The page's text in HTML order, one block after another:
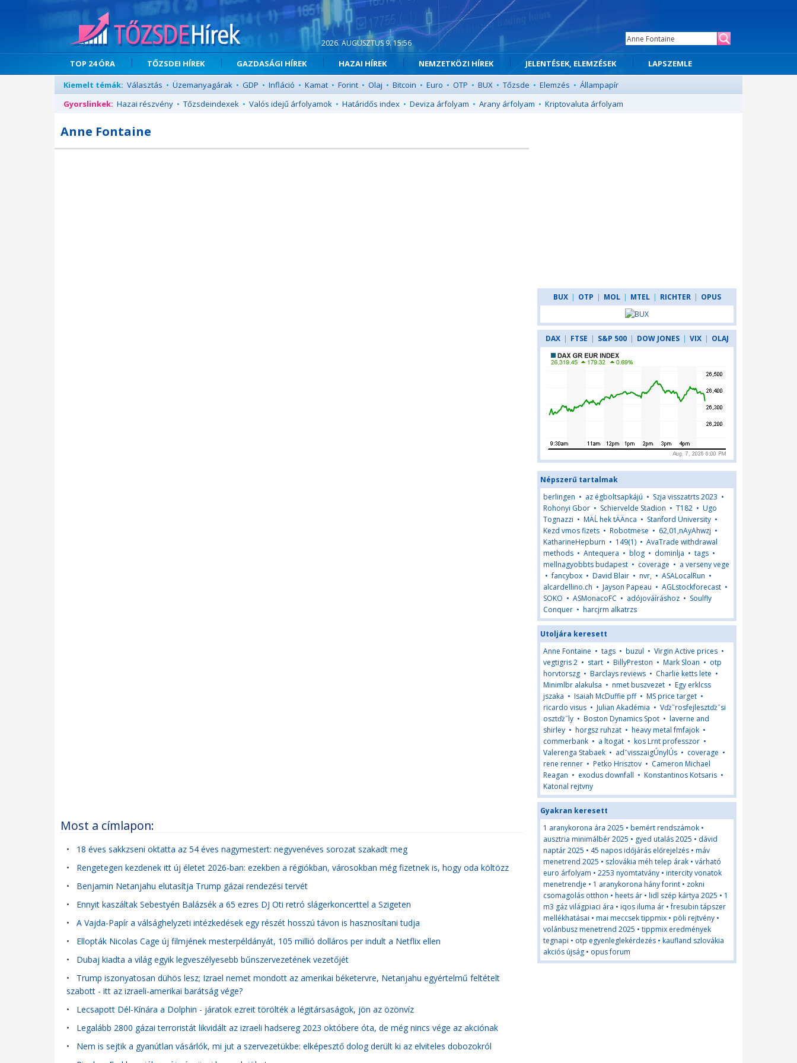
2026. AUGUSZTUS 9. 15:56
TOP 24 ÓRA TŐZSDEI HÍREK GAZDASÁGI HÍREK HAZAI HÍREK NEMZETKÖZI HÍREK JELENTÉSEK, ELEMZÉSEK
LAPSZEMLE
Kiemelt témák: Választás • Üzemanyagárak • GDP • Infláció • Kamat • Forint • Olaj • Bitcoin • Euro • OTP • BUX • Tőzsde • Elemzés • Állampapír
Gyorslinkek: Hazai részvény • Tőzsdeindexek • Valós idejű árfolyamok • Határidős index • Deviza árfolyam • Arany árfolyam • Kriptovaluta árfolyam
Anne Fontaine
Most a címlapon:
• 18 éves sakkzseni oktatta az 54 éves nagymestert: negyvenéves sorozat szakadt meg
• Rengetegen kezdenek itt új életet 2026-ban: ezekben a régiókban, városokban még fizetnek is, hogy oda költözz
• Benjamin Netanjahu elutasítja Trump gázai rendezési tervét
• Ennyit kaszáltak Sebestyén Balázsék a 65 ezres DJ Oti retró slágerkoncerttel a Szigeten
• A Vajda-Papír a válsághelyzeti intézkedések egy részét hosszú távon is hasznosítani tudja
• Ellopták Nicolas Cage új filmjének mesterpéldányát, 105 millió dolláros per indult a Netflix ellen
• Dubaj kiadta a világ egyik legveszélyesebb bűnszervezetének vezetőjét
• Trump iszonyatosan dühös lesz; Izrael nemet mondott az amerikai béketervre, Netanjahu egyértelmű feltételt
szabott - itt az izraeli-amerikai barátság vége?
• Lecsapott Dél-Kínára a Dolphin - járatok ezreit törölték a légitársaságok, jön az özönvíz
• Legalább 2800 gázai terroristát likvidált az izraeli hadsereg 2023 októbere óta, de még nincs vége az akciónak
• Nem is sejtik a gyanútlan vásárlók, mi jut a szervezetükbe: elképesztő dolog derült ki az elviteles dobozokról
BUX | OTP | MOL | MTEL | RICHTER | OPUS
DAX | FTSE | S&P 500 | DOW JONES | VIX | OLAJ
Népszerű tartalmak
berlingen • az égboltsapkájú • Szja visszatrts 2023 •
Rohonyi Gbor • Schiervelde Stadion • T182 • Ugo
Tognazzi • MÄĹ hek tÄÄnca • Stanford University •
Kezd vmos fizets • Robotmese • 62,01,nAyAhwzj •
KatharineHepburn • 149(1) • AvaTrade withdrawal
methods • Antequera • blog • dominlja • tags •
mellnagyobbts budapest • coverage • a verseny vege
•fancybox • David Blair • nvr, • ASALocalRun •
alcardellino.ch • Jayson Papeau • AGLstockforecast •
SOKO • ASMonacoFC • adójováíráshoz • Soulfly
Conquer • harcjrm alkatrzs
Utoljára keresett
Anne Fontaine • tags • buzul • Virgin Active prices •
vegtigris 2 • start • BillyPreston • Mark Sloan • otp
horvtorszg • Barclays reviews • Charlie ketts lete •
Minimlbr alakulsa • nmet buszvezet • Egy erklcss
jszaka • Isaiah McDuffie pff• MS price target •
ricardo visus • Julian Akadémia • Vďż˝rosfejlesztďż˝si
osztďż˝ly • Boston Dynamics Spot • laverne and
shirley • horgsz ruhzat • heavy metal fmfajok •
commerbank • a ltogat • kos Lrnt professzor •
Valerenga Stabaek • adˇvisszaigÚnylÚs • coverage •
rene renner • Petko Hrisztov • Cameron Michael
Reagan • exodus downfall • Konstantinos Kotsaris •
Katonal rejtvny
Gyakran keresett
1 aranykorona ára 2025 • bemért rendszámok •
ausztria minimálbér 2025 • gyed utalás 2025 • dávid
naptár 2025 • 45 napos időjárás előrejelzés • máv
menetrend 2025 • szlovákia méh telep árak • várható
euro árfolyam • 2253 nyomtatvány • intercity vonatok
menetrendje • 1 aranykorona hány forint • zokni
csomagolás otthon • heets ár • lidl szép kártya 2025 • 1
m3 gáz világpiaci ára • iqos iluma ár •fresubin tápszer
mellékhatásai • mai meccsek tippmix • pöli rejtvény •
volánbusz menetrend 2025 • tippmix eredmények
tegnapi • otp egyenleglekérdezés • kaufland szlovákia
akciós újság • opus forum